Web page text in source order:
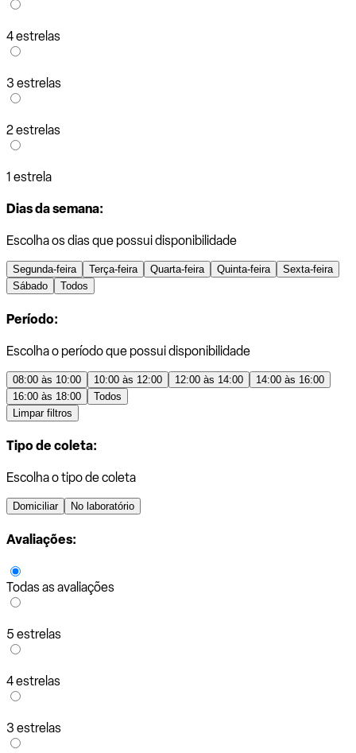
4 estrelas
3 estrelas
2 estrelas
1 estrela
Dias da semana:
Escolha os dias que possui disponibilidade
Segunda-feira Terça-feira Quarta-feira Quinta-feira
Sexta-feira
Sábado
Todos
Período:
Escolha o período que possui disponibilidade
08:00 às 10:00 10:00 às 12:00 12:00 às 14:00
14:00 às 16:00
16:00 às 18:00
Todos
Limpar filtros
Tipo de coleta:
Escolha o tipo de coleta
Domiciliar No laboratório
Avaliações:
Todas as avaliações
5 estrelas
4 estrelas
3 estrelas